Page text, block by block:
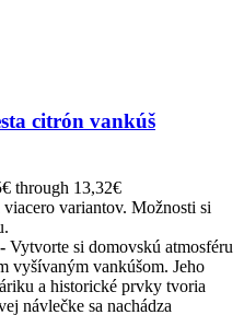
citrón vankúš
through 13,32€
variantov. Možnosti si
Vytvorte si domovskú atmosféru
vyšívaným vankúšom. Jeho
a historické prvky tvoria
návlečke sa nachádza